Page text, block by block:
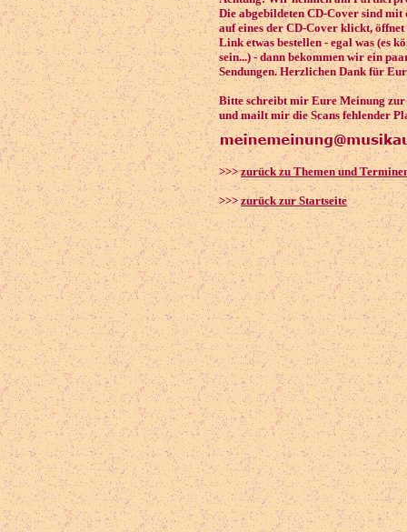
Die abgebildeten CD-Cover sind
auf eines der CD-Cover klickt,
Link etwas bestellen - egal was (es
sein...) - dann bekommen wir ein
Sendungen. Herzlichen Dank für
Bitte schreibt mir Eure Meinung zur
und mailt mir die Scans fehlender
>>>zurück zu Themen und
>>>zurück zur Startseite